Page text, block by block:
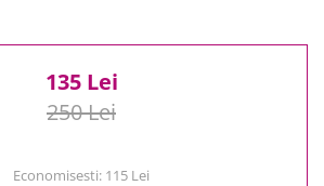
135 Lei
250 Lei
Economisesti: 115 Lei